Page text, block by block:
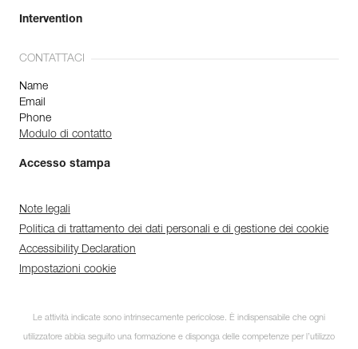
Intervention
CONTATTACI
Name
Email
Phone
Modulo di contatto
Accesso stampa
Note legali
Politica di trattamento dei dati personali e di gestione dei cookie
Accessibility Declaration
Impostazioni cookie
Le attività indicate sono intrinsecamente pericolose. È indispensabile che ogni
utilizzatore abbia seguito una formazione e disponga delle competenze per l’utilizzo